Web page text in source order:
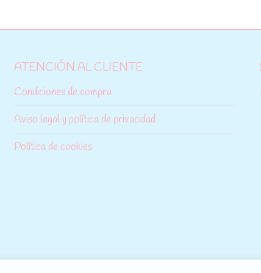
ATENCIÓN AL CLIENTE
Condiciones de compra
Aviso legal y política de privacidad
Política de cookies